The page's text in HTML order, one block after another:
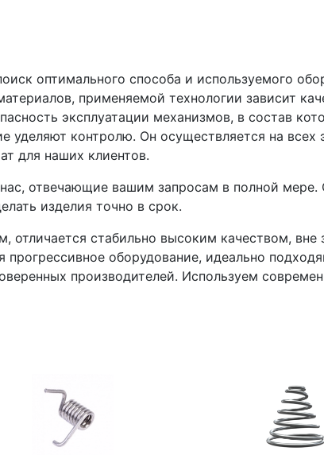
оптимального способа и используемого
применяемой технологии зависит
эксплуатации механизмов, в состав
уделяют контролю. Он осуществляется на всех
для наших клиентов.
отвечающие вашим запросам в полной
изделия точно в срок.
отличается стабильно высоким качеством,
прогрессивное оборудование, идеально
производителей. Используем